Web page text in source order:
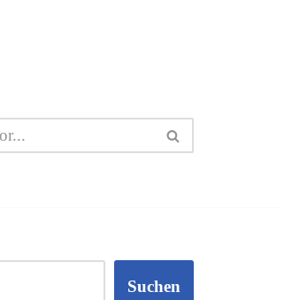
Suchen